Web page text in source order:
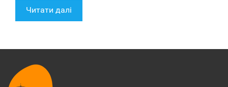
Читати далі